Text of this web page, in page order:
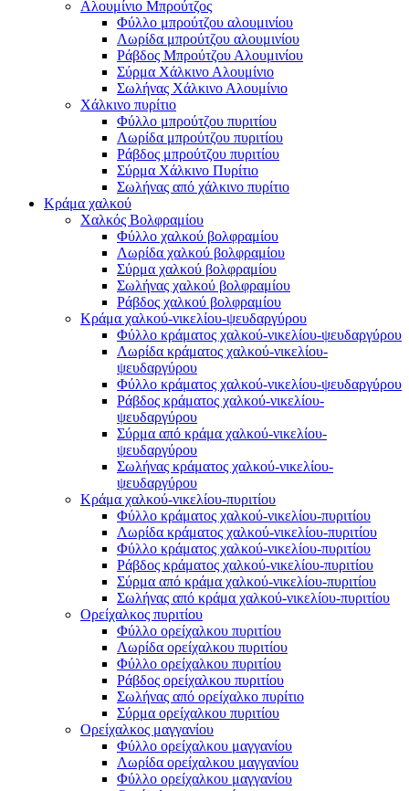
Αλουμίνιο Μπρούτζος
Φύλλο μπρούτζου αλουμινίου
Λωρίδα μπρούτζου αλουμινίου
Ράβδος Μπρούτζου Αλουμινίου
Σύρμα Χάλκινο Αλουμίνιο
Σωλήνας Χάλκινο Αλουμίνιο
Χάλκινο πυρίτιο
Φύλλο μπρούτζου πυριτίου
Λωρίδα μπρούτζου πυριτίου
Ράβδος μπρούτζου πυριτίου
Σύρμα Χάλκινο Πυρίτιο
Σωλήνας από χάλκινο πυρίτιο
Κράμα χαλκού
Χαλκός Βολφραμίου
Φύλλο χαλκού βολφραμίου
Λωρίδα χαλκού βολφραμίου
Σύρμα χαλκού βολφραμίου
Σωλήνας χαλκού βολφραμίου
Ράβδος χαλκού βολφραμίου
Κράμα χαλκού-νικελίου-ψευδαργύρου
Φύλλο κράματος χαλκού-νικελίου-ψευδαργύρου
Λωρίδα κράματος χαλκού-νικελίου-
ψευδαργύρου
Φύλλο κράματος χαλκού-νικελίου-ψευδαργύρου
Ράβδος κράματος χαλκού-νικελίου-
ψευδαργύρου
Σύρμα από κράμα χαλκού-νικελίου-
ψευδαργύρου
Σωλήνας κράματος χαλκού-νικελίου-
ψευδαργύρου
Κράμα χαλκού-νικελίου-πυριτίου
Φύλλο κράματος χαλκού-νικελίου-πυριτίου
Λωρίδα κράματος χαλκού-νικελίου-πυριτίου
Φύλλο κράματος χαλκού-νικελίου-πυριτίου
Ράβδος κράματος χαλκού-νικελίου-πυριτίου
Σύρμα από κράμα χαλκού-νικελίου-πυριτίου
Σωλήνας από κράμα χαλκού-νικελίου-πυριτίου
Ορείχαλκος πυριτίου
Φύλλο ορείχαλκου πυριτίου
Λωρίδα ορείχαλκου πυριτίου
Φύλλο ορείχαλκου πυριτίου
Ράβδος ορείχαλκου πυριτίου
Σωλήνας από ορείχαλκο πυρίτιο
Σύρμα ορείχαλκου πυριτίου
Ορείχαλκος μαγγανίου
Φύλλο ορείχαλκου μαγγανίου
Λωρίδα ορείχαλκου μαγγανίου
Φύλλο ορείχαλκου μαγγανίου